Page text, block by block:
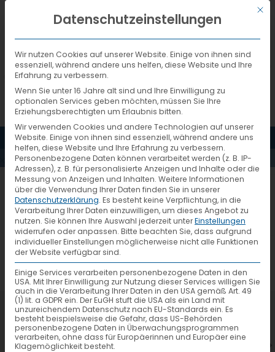
DEUTSCH
MENÜ
AKTUELLES
DSC_7296
7. Juli 2026
VTL hat neuen Aufsichtsrat gewählt
Mit
Datenschutzeinstellungen
Wir nutzen Cookies auf unserer Website. Einige von ihnen sind
essenziell, während andere uns helfen, diese Website und Ihre
Erfahrung zu verbessern.
Wenn Sie unter 16 Jahre alt sind und Ihre Einwilligung zu
optionalen Services geben möchten, müssen Sie Ihre
Erziehungsberechtigten um Erlaubnis bitten.
Wir verwenden Cookies und andere Technologien auf unserer
Website. Einige von ihnen sind essenziell, während andere uns
helfen, diese Website und Ihre Erfahrung zu verbessern.
Personenbezogene Daten können verarbeitet werden (z. B. IP-
Adressen), z. B. für personalisierte Anzeigen und Inhalte oder die
Messung von Anzeigen und Inhalten. Weitere Informationen
über die Verwendung Ihrer Daten finden Sie in unserer
Datenschutzerklärung. Es besteht keine Verpflichtung, in die
Verarbeitung Ihrer Daten einzuwilligen, um dieses Angebot zu
nutzen. Sie können Ihre Auswahl jederzeit unterEinstellungen
widerrufen oder anpassen. Bitte beachten Sie, dass aufgrund
individueller Einstellungen möglicherweise nicht alle Funktionen
der Website verfügbar sind.
Einige Services verarbeiten personenbezogene Daten in den
USA. Mit Ihrer Einwilligung zur Nutzung dieser Services willigen Sie
auch in die Verarbeitung Ihrer Daten in den USA gemäß Art. 49
(1) lit. a GDPR ein. Der EuGH stuft die USA als ein Land mit
unzureichendem Datenschutz nach EU-Standards ein. Es
besteht beispielsweise die Gefahr, dass US-Behörden
personenbezogene Daten in Überwachungsprogrammen
verarbeiten, ohne dass für Europäerinnen und Europäer eine
Klagemöglichkeit besteht.